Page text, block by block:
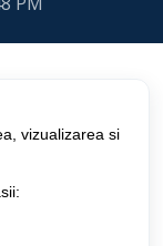
vizualizarea si